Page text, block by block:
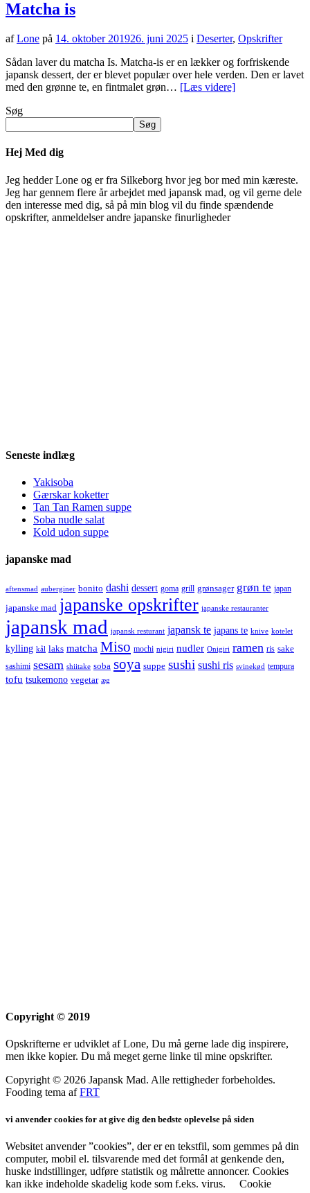
Matcha is
afLone på 14. oktober 201926. juni 2025 i Deserter, Opskrifter
Sådan laver du matcha Is. Matcha-is er en lækker og forfriskende
japansk dessert, der er blevet populær over hele verden. Den er lavet
med den grønne te, en fintmalet grøn… [Læs videre]
Søg
Søg
Hej Med dig
Jeg hedder Lone og er fra Silkeborg hvor jeg bor med min kæreste.
Jeg har gennem flere år arbejdet med japansk mad, og vil gerne dele
den interesse med dig, så på min blog vil du finde spændende
opskrifter, anmeldelser andre japanske finurligheder
Seneste indlæg
Yakisoba
Gærskar koketter
Tan Tan Ramen suppe
Soba nudle salat
Kold udon suppe
japanske mad
aftensmad auberginer bonito dashi dessert goma grill grønsager grøn te japan
japanske mad japanske opskrifter japanske restauranter
japansk mad japansk resturant japansk te japans te knive kotelet
kylling kål laks matcha Miso mochi nigiri nudler Onigiri ramen ris sake
sashimi sesam shiitake soba soya suppe sushi sushi ris svinekød tempura
tofu tsukemono vegetar æg
Copyright © 2019
Opskrifterne er udviklet af Lone, Du må gerne lade dig inspirere,
men ikke kopier. Du må meget gerne linke til mine opskrifter.
Copyright © 2026 Japansk Mad. Alle rettigheder forbeholdes.
Fooding tema afFRT
vi anvender cookies for at give dig den bedste oplevelse på siden
Websitet anvender ”cookies”, der er en tekstfil, som gemmes på din
computer, mobil el. tilsvarende med det formål at genkende den,
huske indstillinger, udføre statistik og målrette annoncer. Cookies
kan ikke indeholde skadelig kode som f.eks. virus.
Cookie